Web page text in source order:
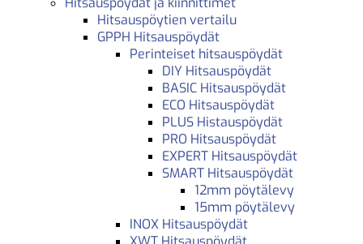
Hitsauspöytien vertailu
GPPH Hitsauspöydät
Perinteiset hitsauspöydät
DIY Hitsauspöydät
BASIC Hitsauspöydät
ECO Hitsauspöydät
PLUS Histauspöydät
PRO Hitsauspöydät
EXPERT Hitsauspöydät
SMART Hitsauspöydät
12mm pöytälevy
15mm pöytälevy
INOX Hitsauspöydät